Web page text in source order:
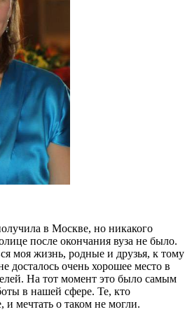
в Москве, но никакого
после окончания вуза не было.
моя жизнь, родные и друзья, к тому
досталось очень хорошее место в
На тот момент это было самым
в нашей сфере. Те, кто
и мечтать о таком не могли.